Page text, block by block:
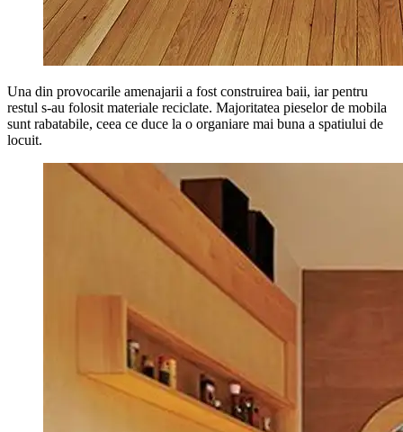
Una din provocarile amenajarii a fost construirea baii, iar pentru
restul s-au folosit materiale reciclate. Majoritatea pieselor de mobila
sunt rabatabile, ceea ce duce la o organiare mai buna a spatiului de
locuit.